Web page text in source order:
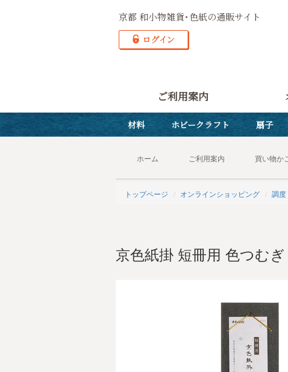
京都 和小物雑貨･色紙の通販サイト
ご利用案内
材料 ホビークラフト 扇子
ホーム ご利用案内 買い物か
トップページ オンラインショッピング 調度
京色紙掛 短冊用 色つむ